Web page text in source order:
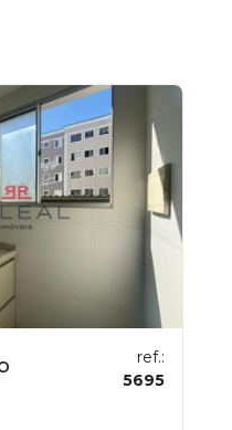
ref.:
5695